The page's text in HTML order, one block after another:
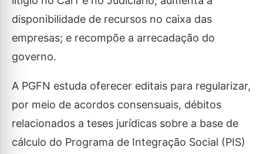
disponibilidade de recursos no caixa das
empresas; e recompõe a arrecadação do
governo.
A PGFN estuda oferecer editais para regularizar,
por meio de acordos consensuais, débitos
relacionados a teses jurídicas sobre a base de
cálculo do Programa de Integração Social (PIS)